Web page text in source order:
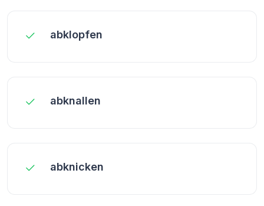
abklopfen
abknallen
abknicken